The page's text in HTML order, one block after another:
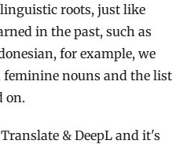
roots, just like
in the past, such as
for example, we
feminine nouns and the list
on.
& DeepL and it's